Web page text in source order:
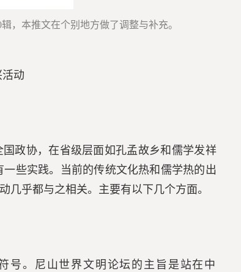
，本推文在个别地方做了调整与补充。
动
政协，在省级层面如孔孟故乡和儒学发祥
些实践。当前的传统文化热和儒学热的出
乎都与之相关。主要有以下几个方面。
号。尼山世界文明论坛的主旨是站在中